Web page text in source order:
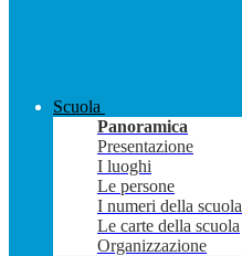
Scuola
Panoramica
Presentazione
I luoghi
Le persone
I numeri della scuola
Le carte della scuola
Organizzazione